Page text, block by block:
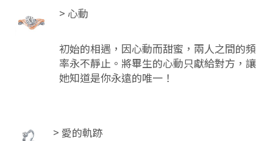
> 心動
初始的相遇，因心動而甜蜜，兩人之間的頻
率永不靜止。將畢生的心動只獻給對方，讓
她知道是你永遠的唯一！
> 愛的軌跡